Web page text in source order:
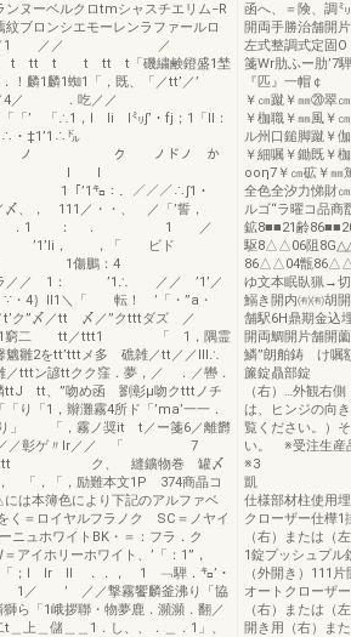
ンヌーベルクロtmシャスチエリム−R
ブロンシエモーレンラファールロ
／1 ／／ ／
t tt t「磯繍鹸鐙盛1埜
！麟1麟1蜘1「，既、「／tt’／’
．吃／／
∴1，I li l㍉∫’・fj；1「ll：
：∴・‡1’1∴㌦
ノドノ か
I I I
㌔：．／／／∴∫1・
〆、， 111／・・、 ／「’誓，
．1 ： ． 1 ／
， ，「 ビド
1傷鵬：4
’1∴ ／／ ’1’／
・4｝II1＼「 転！ ’「・”a・
ク”〆／tt 〆／”クtttダズ ／
／1窮二 tt／ttt1 「 1，隅霊
2をtt’tttメ多 礁雑／tt／／lll∴
／tttン諺ttクク窪．夢，／ ．／轡．
ttJ tt、”吻め函 劉彰μ吻クtttノチ
り「1，辮灘霧4所ド「’ma’一一．
」 「，霧ノ奨it t／ー箋6／離欝
／／／彰ゲ〃Ir／／ 「 7
ク、 縫鑛物巻 罐〆
「，「，励難本文1P 374商晶コ
は本簿色により下記のアルファベ
く＝ロイヤルフラノク SC＝ノヤイ
ニュホワイトBK・＝：フラ．ク
アイホリーホワイト、’「：1”，
l lr ll ．．， 1 ﹁騨．㌔’・
／ ’ ／／撃霧饗麟釜沸り「協
ら「1峨拶聯・物夢鹿．瀕瀕．翻／
上＿儲＿＿1．し、、．＿．1」、
函へ、＝険、調
開両手勝治舗開
左式整調
箋Wr肋ふー肋’7
『匹』一帽
￥㎝蹴￥㎜⑳翠
￥枷職￥㎜風￥
ル州口鎚脚蹴￥
￥細嘱￥鋤既￥
ooη7￥㎝砿￥㎜
全色全汐力悌財
ルゴ“ラ曜コ品商
鉱8■■21齢
駆8△△06阻
86△△04甑
ゆ文本眠臥猟→
鰯き開内㈲㈲胡
舗駅6H鼎期金込
開両鯛開片舗開
鱗”朗舶鋳 け嘱
簾錠贔部錠
（右）…外観右
は、ヒンジの向
覧ください。）
い。 ※受注生産
※3
仕様部材柱使用
クローザー仕樺1
（右）または（
1錠プッシュプル
（外開き）111
オートクローザ
（右）または（
開き用（右）ま